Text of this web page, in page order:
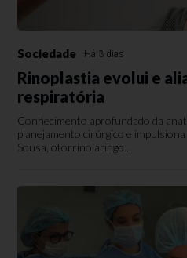
Sociedade Há 3 dias
Rinoplastia evolui e
respiratória
Conhecimento aprofundado da
planejamento cirúrgico e
Sousa, otorrinolaringo...